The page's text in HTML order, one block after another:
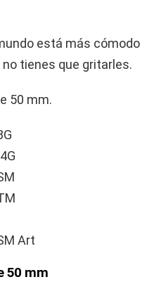
está más cómodo
tienes que gritarles.
50 mm.
Art
50 mm